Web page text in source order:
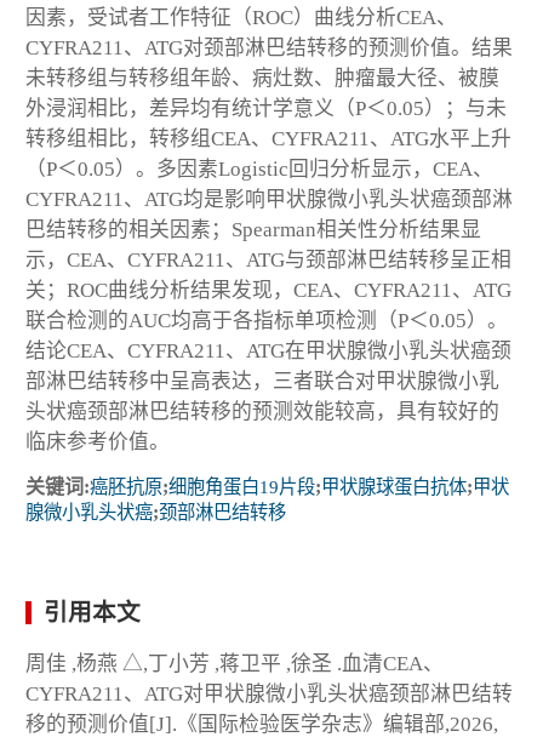
因素，受试者工作特征（ROC）曲线分析CEA、
CYFRA211、ATG对颈部淋巴结转移的预测价值。结果
未转移组与转移组年龄、病灶数、肿瘤最大径、被膜
外浸润相比，差异均有统计学意义（P＜0.05）；与未
转移组相比，转移组CEA、CYFRA211、ATG水平上升
（P＜0.05）。多因素Logistic回归分析显示，CEA、
CYFRA211、ATG均是影响甲状腺微小乳头状癌颈部淋
巴结转移的相关因素；Spearman相关性分析结果显
示，CEA、CYFRA211、ATG与颈部淋巴结转移呈正相
关；ROC曲线分析结果发现，CEA、CYFRA211、ATG
联合检测的AUC均高于各指标单项检测（P＜0.05）。
结论CEA、CYFRA211、ATG在甲状腺微小乳头状癌颈
部淋巴结转移中呈高表达，三者联合对甲状腺微小乳
头状癌颈部淋巴结转移的预测效能较高，具有较好的
临床参考价值。
关键词:癌胚抗原;细胞角蛋白19片段;甲状腺球蛋白抗体;甲状
腺微小乳头状癌;颈部淋巴结转移
引用本文
周佳 ,杨燕 △,丁小芳 ,蒋卫平 ,徐圣 .血清CEA、
CYFRA211、ATG对甲状腺微小乳头状癌颈部淋巴结转
移的预测价值[J].《国际检验医学杂志》编辑部,2026,